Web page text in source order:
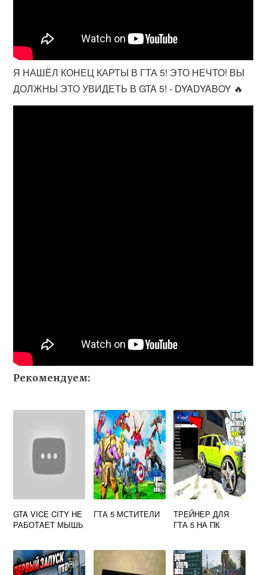
Я НАШЁЛ КОНЕЦ КАРТЫ В ГТА 5! ЭТО НЕЧТО! ВЫ
ДОЛЖНЫ ЭТО УВИДЕТЬ В GTA 5! - DYADYABOY 🔥
Рекомендуем:
GTA VICE CITY НЕ
РАБОТАЕТ МЫШЬ
ГТА 5 МСТИТЕЛИ
ТРЕЙНЕР ДЛЯ
ГТА 5 НА ПК